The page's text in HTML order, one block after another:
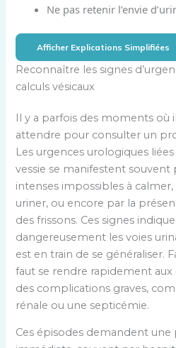
Ne pas retenir l’envie
Afficher Explications Simplifiées
Reconnaître les signes
calculs vésicaux
Il y a parfois des moments où
attendre pour consulter un
Les urgences urologiques
vessie se manifestent souvent
intenses impossibles à
uriner, ou encore par la
des frissons. Ces signes
dangereusement les voies
est en train de se généraliser.
faut se rendre rapidement
des complications graves,
rénale ou une septicémie.
Ces épisodes demandent une